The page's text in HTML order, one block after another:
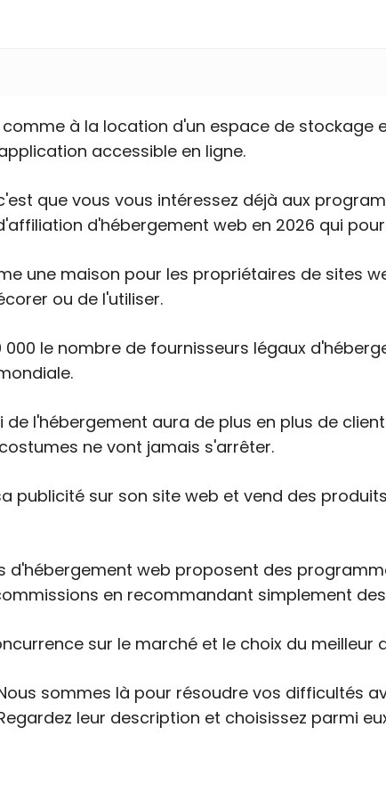
comme à la location d'un espace de
accessible en ligne.
que vous vous intéressez déjà aux
d'hébergement web en 2026 qui
une maison pour les propriétaires de sites
ou de l'utiliser.
000 le nombre de fournisseurs légaux
de l'hébergement aura de plus en plus de
ne vont jamais s'arrêter.
publicité sur son site web et vend des
d'hébergement web proposent des
en recommandant simplement
sur le marché et le choix du
sommes là pour résoudre vos difficultés
leur description et choisissez parmi